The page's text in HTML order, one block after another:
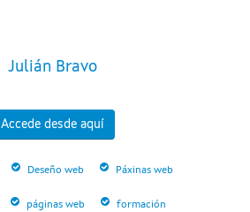
Julián Bravo
Accede desde aquí
Deseño web Páxinas web
páginas web formación